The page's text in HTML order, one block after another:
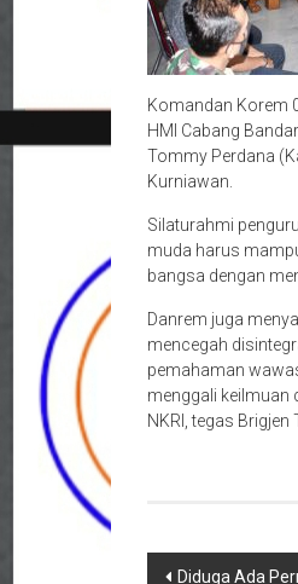
Komandan Korem
HMI Cabang
Tommy Perdana
Kurniawan.
Silaturahmi
muda harus
bangsa dengan
Danrem juga
mencegah
pemahaman
menggali keilmuan
NKRI, tegas
Navigasi
Diduga Ada